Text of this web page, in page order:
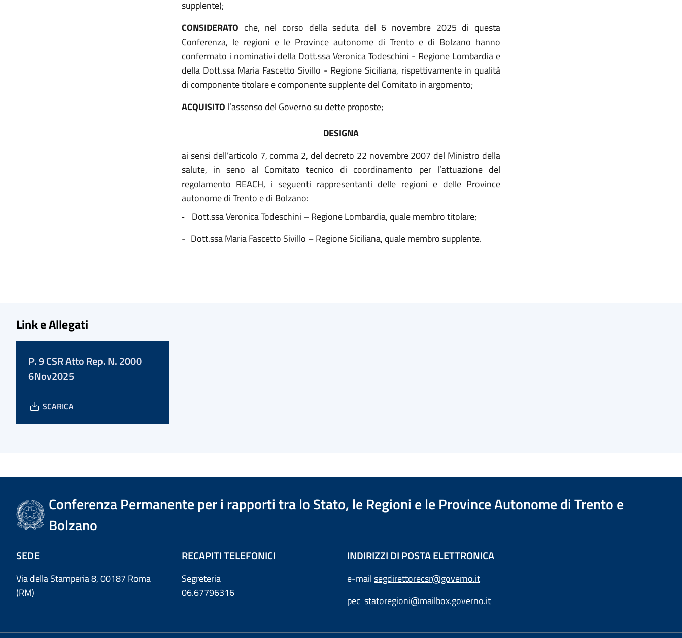
supplente);
CONSIDERATO che, nel corso della seduta del 6 novembre 2025 di questa
Conferenza, le regioni e le Province autonome di Trento e di Bolzano hanno
confermato i nominativi della Dott.ssa Veronica Todeschini - Regione Lombardia e
della Dott.ssa Maria Fascetto Sivillo - Regione Siciliana, rispettivamente in qualità
di componente titolare e componente supplente del Comitato in argomento;
ACQUISITO l’assenso del Governo su dette proposte;
DESIGNA
ai sensi dell’articolo 7, comma 2, del decreto 22 novembre 2007 del Ministro della
salute, in seno al Comitato tecnico di coordinamento per l’attuazione del
regolamento REACH, i seguenti rappresentanti delle regioni e delle Province
autonome di Trento e di Bolzano:
-
Dott.ssa Veronica Todeschini – Regione Lombardia, quale membro titolare;
- Dott.ssa Maria Fascetto Sivillo – Regione Siciliana, quale membro supplente.
Link e Allegati
P. 9 CSR Atto Rep. N. 2000
6Nov2025
SCARICA
Conferenza Permanente per i rapporti tra lo Stato, le Regioni e le Province Autonome di Trento e
Bolzano
SEDE
Via della Stamperia 8, 00187 Roma
(RM)
RECAPITI TELEFONICI
Segreteria
06.67796316
INDIRIZZI DI POSTA ELETTRONICA
e-mailsegdirettorecsr@governo.it
pec statoregioni@mailbox.governo.it